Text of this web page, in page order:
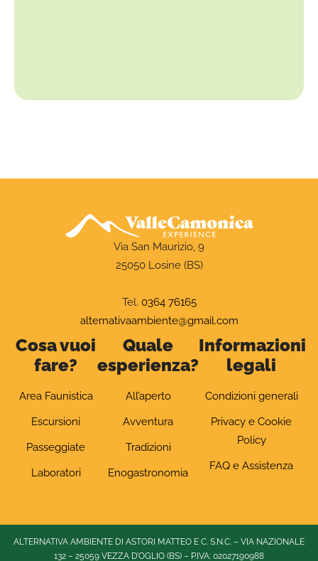
Via San Maurizio, 9
25050 Losine (BS)
Tel. 0364 76165
alternativaambiente@gmail.com
Cosa vuoi
fare?
Area Faunistica
Escursioni
Passeggiate
Laboratori
Quale
esperienza?
All’aperto
Avventura
Tradizioni
Enogastronomia
Informazioni
legali
Condizioni generali
Privacy e Cookie
Policy
FAQ e Assistenza
ALTERNATIVA AMBIENTE DI ASTORI MATTEO E C. S.N.C. – VIA NAZIONALE
132 – 25059 VEZZA D’OGLIO (BS) – P.IVA: 02027190988